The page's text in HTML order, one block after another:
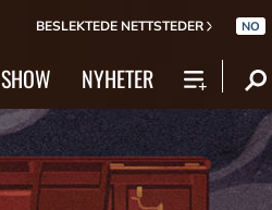
BESLEKTEDE NETTSTEDER NO
SHOW NYHETER